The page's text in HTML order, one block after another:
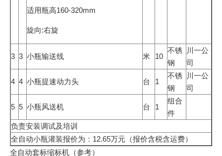
适用瓶高160-320mm
旋向:右旋
3 3 小瓶输送线 米 10
不锈
钢
川一公
司
4 4 小瓶提速动力头 台 1
不锈
钢
川一公
司
5 5 小瓶风送机 台 1
组合
件
负责安装调试及培训
全自动小瓶灌装报价为：12.65万元（报价含税含运费）
全自动套标缩标机（参考）